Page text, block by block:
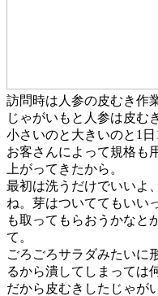
訪問時は人参の皮むき作
じゃがいもと人参は皮む
小さいのと大きいのと1日
お客さんによって規格も
上がってきたから。
最初は洗うだけでいいよ
ね。芽はついててもいい
も取ってもらおうかなと
て。
ごろごろサラダみたいに
るから潰してしまっては
だから皮むきしたじゃが